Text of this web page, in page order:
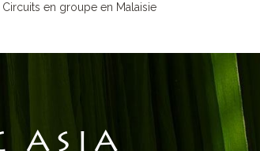
Circuits en groupe en Malaisie
ASIA